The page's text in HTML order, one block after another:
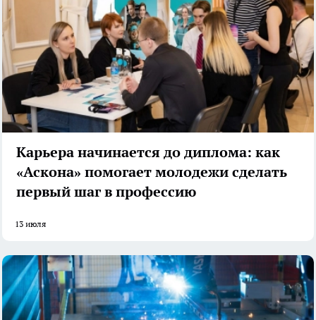
Карьера начинается до диплома: как
«Аскона» помогает молодежи сделать
первый шаг в профессию
13 июля